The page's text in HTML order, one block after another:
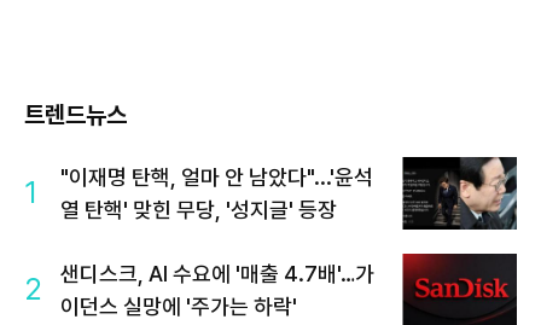
트렌드뉴스
1
"이재명 탄핵, 얼마 안 남았다"...'윤석
열 탄핵' 맞힌 무당, '성지글' 등장
2
샌디스크, AI 수요에 '매출 4.7배'…가
이던스 실망에 '주가는 하락'